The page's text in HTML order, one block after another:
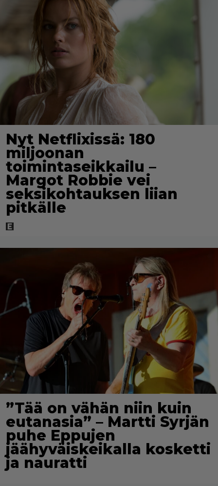
Nyt Netflixissä: 180
miljoonan
toimintaseikkailu –
Margot Robbie vei
seksikohtauksen liian
pitkälle
”Tää on vähän niin kuin
eutanasia” – Martti Syrjän
puhe Eppujen
jäähyväiskeikalla kosketti
ja nauratti